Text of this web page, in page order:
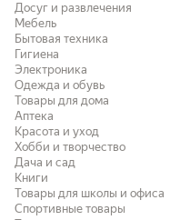
Досуг и развлечения
Мебель
Бытовая техника
Гигиена
Электроника
Одежда и обувь
Товары для дома
Аптека
Красота и уход
Хобби и творчество
Дача и сад
Книги
Товары для школы и офиса
Спортивные товары